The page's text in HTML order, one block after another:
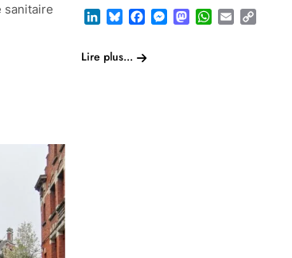
sanitaire
LinkedInBlueskyFacebook
Messenger
Mastodon
WhatsApp
Email
Lire plus...